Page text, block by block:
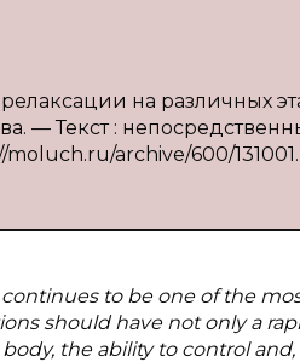
на различных
— Текст :
archive/600/131001.
to be one of the
should have not only a
the ability to control